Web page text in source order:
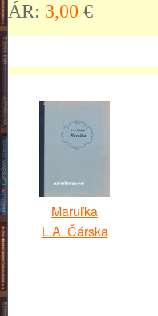
ÁR: 3,00 €
Maruľka
L.A. Čárska